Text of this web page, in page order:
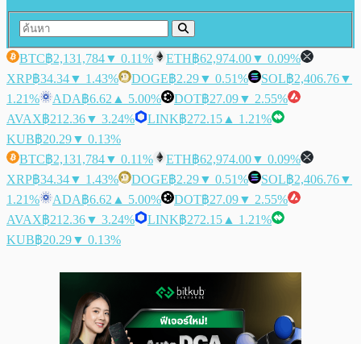
BTC฿2,131,784▼ 0.11% ETH฿62,974.00▼ 0.09%
XRP฿34.34▼ 1.43% DOGE฿2.29▼ 0.51% SOL฿2,406.76▼
1.21%
ADA฿6.62 ▲ 5.00% DOT฿27.09▼ 2.55%
AVAX฿212.36▼ 3.24% LINK฿272.15 ▲ 1.21%
KUB฿20.29▼ 0.13%
BTC฿2,131,784▼ 0.11% ETH฿62,974.00▼ 0.09%
XRP฿34.34▼ 1.43% DOGE฿2.29▼ 0.51% SOL฿2,406.76▼
1.21%
ADA฿6.62 ▲ 5.00% DOT฿27.09▼ 2.55%
AVAX฿212.36▼ 3.24% LINK฿272.15 ▲ 1.21%
KUB฿20.29▼ 0.13%